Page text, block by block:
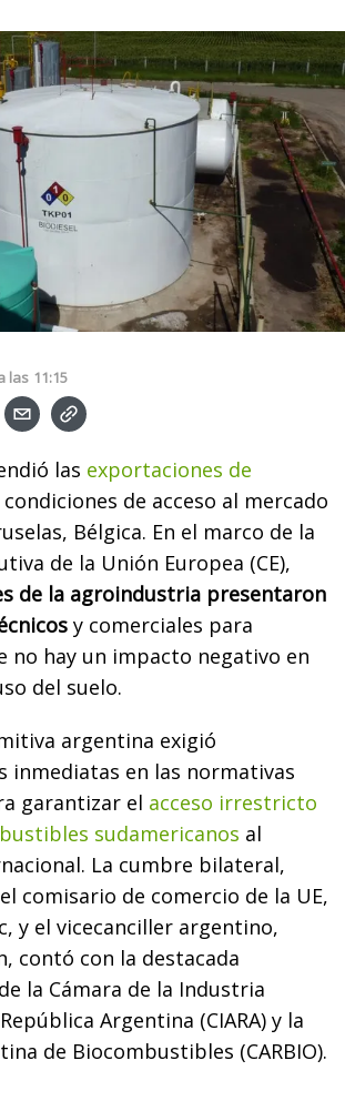
las 11:15
las exportaciones de
condiciones de acceso al mercado
Bélgica. En el marco de la
de la Unión Europea (CE),
de la agroindustria presentaron
y comerciales para
no hay un impacto negativo en
del suelo.
argentina exigió
inmediatas en las normativas
garantizar el acceso irrestricto
sudamericanos al
La cumbre bilateral,
comisario de comercio de la UE,
y el vicecanciller argentino,
contó con la destacada
la Cámara de la Industria
Argentina (CIARA) y la
de Biocombustibles (CARBIO).